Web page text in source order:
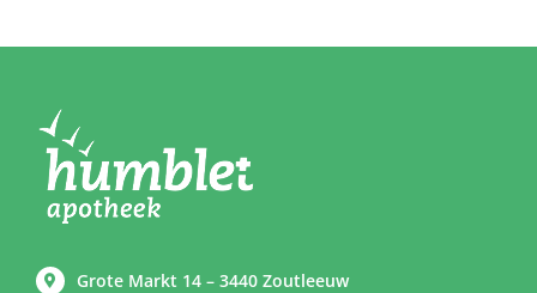
Grote Markt 14 – 3440 Zoutleeuw